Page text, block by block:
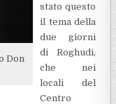
Don
stato questo
il tema della
due giorni
di Roghudi,
che nei
locali del
Centro